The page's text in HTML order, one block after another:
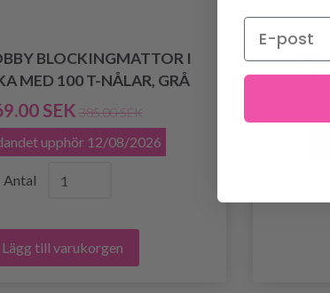
BLOCKINGMATTOR I
MED 100 T-NÅLAR, GRÅ
SEK 385.00 SEK
upphör 12/08/2026
Antal
Lägg till varukorgen